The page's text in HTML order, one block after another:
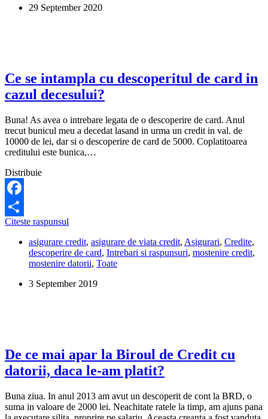
o
29 September 2020
Ce se intampla cu descoperitul de card in
cazul decesului?
Buna! As avea o intrebare legata de o descoperire de card. Anul
trecut bunicul meu a decedat lasand in urma un credit in val. de
10000 de lei, dar si o descoperire de card de 5000. Coplatitoarea
creditului este bunica,…
Distribuie
Facebook
Share
Citeste raspunsul
intampla
cu
descoperitul
card
asigurare credit, asigurare de viata credit, Asigurari, Credite,
descoperire de card, Intrebari si raspunsuri, mostenire credit,
mostenire datorii, Toate
3 September 2019
De ce mai apar la Biroul de Credit cu
datorii, daca le-am platit?
Buna ziua. In anul 2013 am avut un descoperit de cont la BRD, o
suma in valoare de 2000 lei. Neachitate ratele la timp, am ajuns pana